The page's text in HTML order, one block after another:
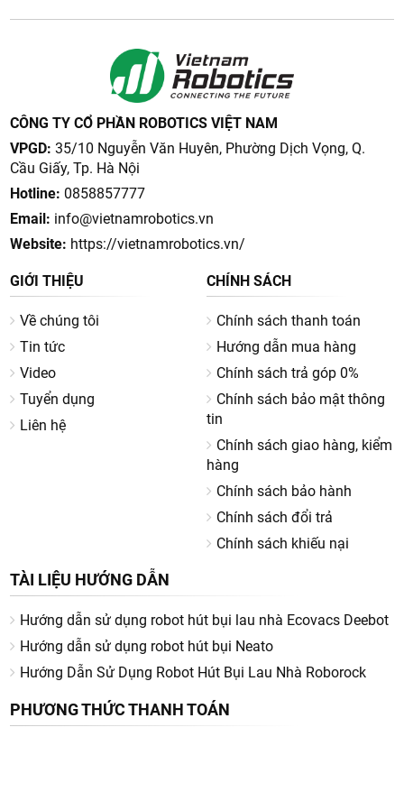
CÔNG TY CỔ PHẦN ROBOTICS VIỆT NAM
VPGD: 35/10 Nguyễn Văn Huyên, Phường Dịch Vọng, Q.
Cầu Giấy, Tp. Hà Nội
Hotline: 0858857777
Email: info@vietnamrobotics.vn
Website: https://vietnamrobotics.vn/
GIỚI THIỆU
Về chúng tôi
Tin tức
Video
Tuyển dụng
Liên hệ
CHÍNH SÁCH
Chính sách thanh toán
Hướng dẫn mua hàng
Chính sách trả góp 0%
Chính sách bảo mật thông
tin
Chính sách giao hàng, kiểm
hàng
Chính sách bảo hành
Chính sách đổi trả
Chính sách khiếu nại
TÀI LIỆU HƯỚNG DẪN
Hướng dẫn sử dụng robot hút bụi lau nhà Ecovacs Deebot
Hướng dẫn sử dụng robot hút bụi Neato
Hướng Dẫn Sử Dụng Robot Hút Bụi Lau Nhà Roborock
PHƯƠNG THỨC THANH TOÁN